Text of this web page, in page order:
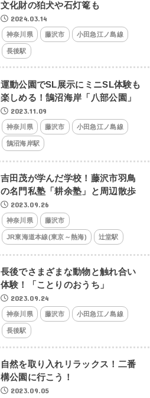
文化財の狛犬や石灯篭も
2024.03.14
神奈川県 藤沢市 小田急江ノ島線
長後駅
運動公園でSL展示にミニSL体験も
楽しめる！鵠沼海岸「八部公園」
2023.11.09
神奈川県 藤沢市 小田急江ノ島線
鵠沼海岸駅
吉田茂が学んだ学校！藤沢市羽鳥
の名門私塾「耕余塾」と周辺散歩
2023.09.26
神奈川県 藤沢市
JR東海道本線(東京～熱海) 辻堂駅
長後でさまざまな動物と触れ合い
体験！「ことりのおうち」
2023.09.24
神奈川県 藤沢市 小田急江ノ島線
長後駅
自然を取り入れリラックス！二番
構公園に行こう！
2023.09.05